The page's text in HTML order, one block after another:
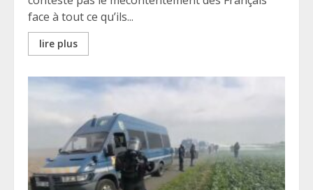
face à tout ce qu’ils...
lire plus